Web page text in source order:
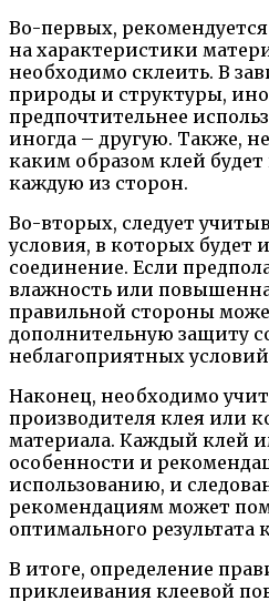
Во-первых,
на характеристики
необходимо склеить. В
природы и структуры,
предпочтительнее
иногда – другую. Также,
каким образом клей будет
каждую из сторон.
Во-вторых, следует
условия, в которых будет
соединение. Если
влажность или
правильной стороны
дополнительную защиту
неблагоприятных
Наконец, необходимо
производителя клея или
материала. Каждый клей
особенности и
использованию, и
рекомендациям может
оптимального результата
В итоге, определение
приклеивания клеевой